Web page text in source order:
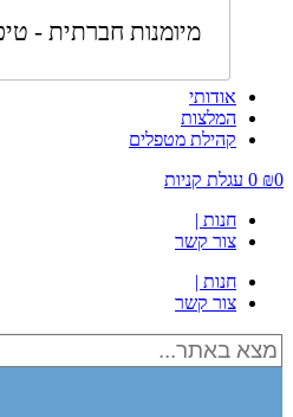
מיומנות חברתית -
אודותי
המלצות
קהילת מטפלים
₪0
0 עגלת קניות
חנות |
צור קשר
חנות |
צור קשר